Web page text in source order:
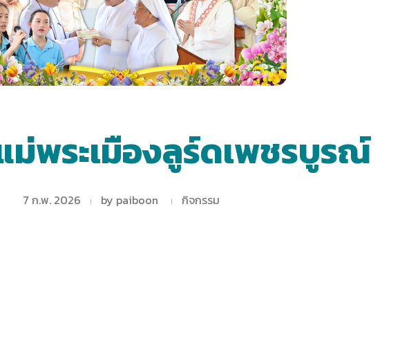
พระเมืองลูร์ดเพชรบูรณ์
7 ก.พ. 2026 by paiboon กิจกรรม